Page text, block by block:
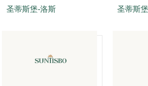
圣蒂斯堡-洛斯 圣蒂斯